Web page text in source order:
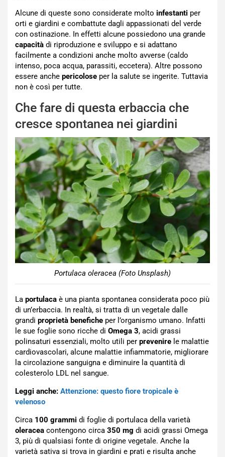
Alcune di queste sono considerate molto infestanti per
orti e giardini e combattute dagli appassionati del verde
con ostinazione. In effetti alcune possiedono una grande
capacità di riproduzione e sviluppo e si adattano
facilmente a condizioni anche molto avverse (caldo
intenso, poca acqua, parassiti, eccetera). Altre possono
essere anche pericolose per la salute se ingerite. Tuttavia
non è così per tutte.
Che fare di questa erbaccia che
cresce spontanea nei giardini
Portulaca oleracea (Foto Unsplash)
La portulaca è una pianta spontanea considerata poco più
di un’erbaccia. In realtà, si tratta di un vegetale dalle
grandi proprietà benefiche per l’organismo umano. Infatti
le sue foglie sono ricche di Omega 3, acidi grassi
polinsaturi essenziali, molto utili per prevenire le malattie
cardiovascolari, alcune malattie infiammatorie, migliorare
la circolazione sanguigna e diminuire la quantità di
colesterolo LDL nel sangue.
Leggi anche: Attenzione: questo fiore tropicale è
velenoso
Circa 100 grammi di foglie di portulaca della varietà
oleracea contengono circa 350 mg di acidi grassi Omega
3, più di qualsiasi fonte di origine vegetale. Anche la
varietà sativa si trova in giardini e prati e risulta anche